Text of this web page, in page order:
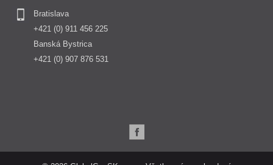
Bratislava
+421 (0) 911 456 225
Banská Bystrica
+421 (0) 907 876 531